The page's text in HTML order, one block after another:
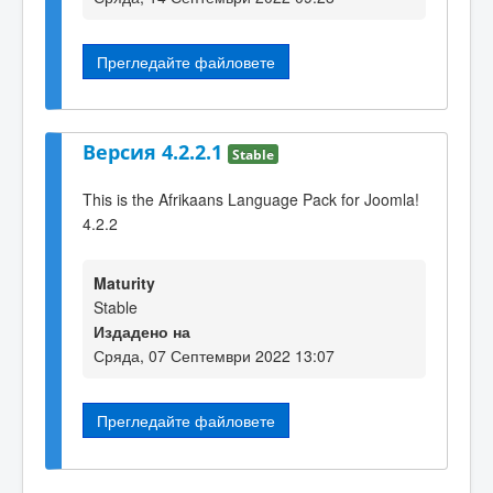
Прегледайте файловете
Версия 4.2.2.1 Stable
This is the Afrikaans Language Pack for Joomla!
4.2.2
Maturity
Stable
Издадено на
Сряда, 07 Септември 2022 13:07
Прегледайте файловете